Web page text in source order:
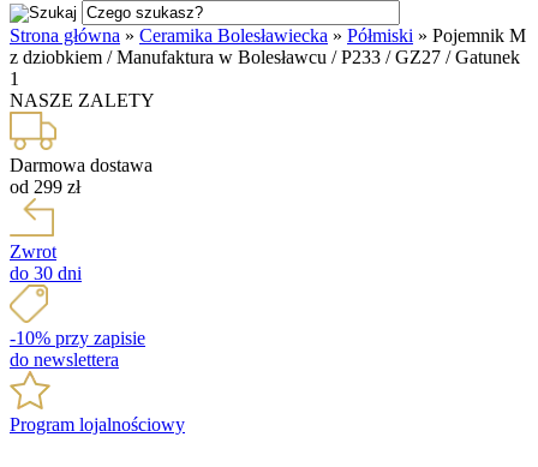
Strona główna » Ceramika Bolesławiecka » Półmiski » Pojemnik M
z dziobkiem / Manufaktura w Bolesławcu / P233 / GZ27 / Gatunek
1
NASZE ZALETY
Darmowa dostawa
od 299 zł
Zwrot
do 30 dni
-10% przy zapisie
do newslettera
Program lojalnościowy